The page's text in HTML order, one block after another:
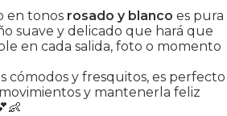
en tonos rosado y blanco es pura
suave y delicado que hará que
en cada salida, foto o momento
cómodos y fresquitos, es perfecto
y mantenerla feliz